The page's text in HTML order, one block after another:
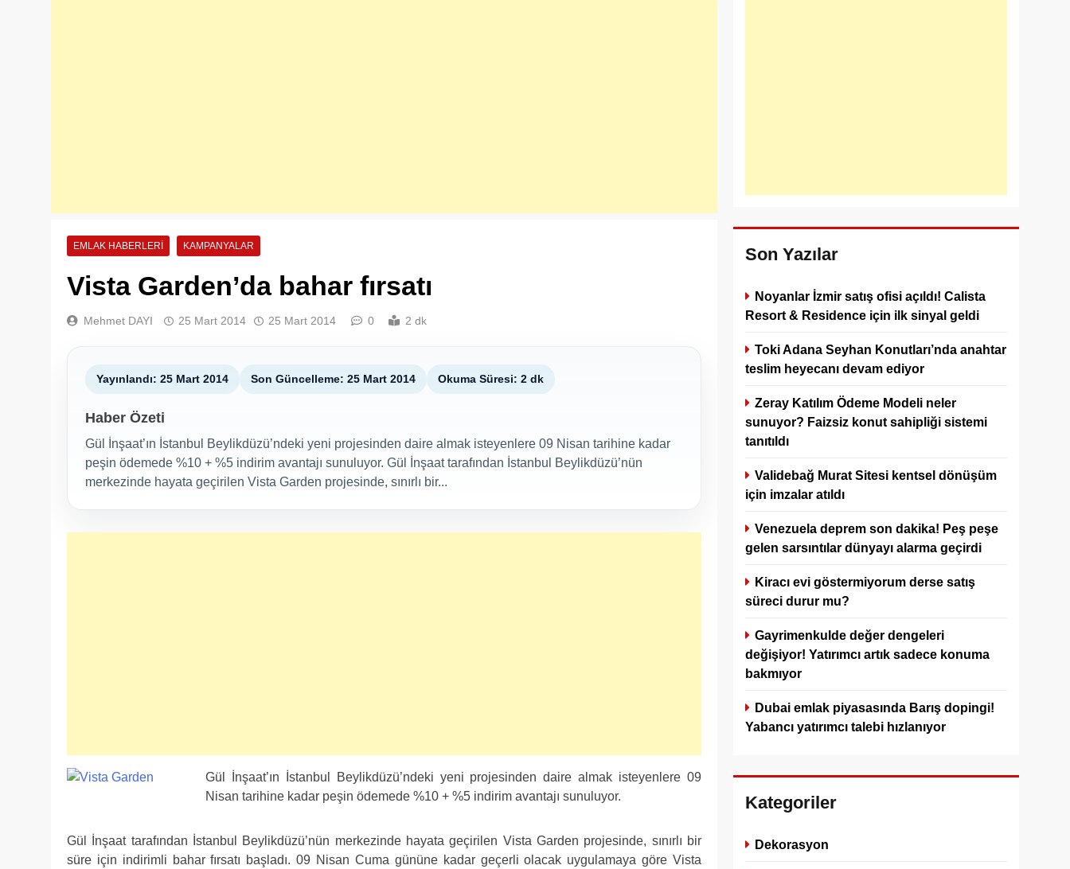
EMLAK HABERLERI KAMPANYALAR
Vista Garden’da bahar fırsatı
Mehmet DAYI 25 Mart 2014 25 Mart 2014 0 2 dk
Yayınlandı: 25 Mart 2014 Son Güncelleme: 25 Mart 2014 Okuma Süresi: 2 dk
Haber Özeti
Gül İnşaat’ın İstanbul Beylikdüzü’ndeki yeni projesinden daire almak isteyenlere 09 Nisan tarihine kadar
peşin ödemede %10 + %5 indirim avantajı sunuluyor. Gül İnşaat tarafından İstanbul Beylikdüzü’nün
merkezinde hayata geçirilen Vista Garden projesinde, sınırlı bir...
Gül İnşaat’ın İstanbul Beylikdüzü’ndeki yeni projesinden daire almak isteyenlere 09
Nisan tarihine kadar peşin ödemede %10 + %5 indirim avantajı sunuluyor.
Gül İnşaat tarafından İstanbul Beylikdüzü’nün merkezinde hayata geçirilen Vista Garden projesinde, sınırlı bir
süre için indirimli bahar fırsatı başladı. 09 Nisan Cuma gününe kadar geçerli olacak uygulamaya göre Vista
Son Yazılar
Noyanlar İzmir satış ofisi açıldı! Calista
Resort & Residence için ilk sinyal geldi
Toki Adana Seyhan Konutları’nda anahtar
teslim heyecanı devam ediyor
Zeray Katılım Ödeme Modeli neler
sunuyor? Faizsiz konut sahipliği sistemi
tanıtıldı
Validebağ Murat Sitesi kentsel dönüşüm
için imzalar atıldı
Venezuela deprem son dakika! Peş peşe
gelen sarsıntılar dünyayı alarma geçirdi
Kiracı evi göstermiyorum derse satış
süreci durur mu?
Gayrimenkulde değer dengeleri
değişiyor! Yatırımcı artık sadece konuma
bakmıyor
Dubai emlak piyasasında Barış dopingi!
Yabancı yatırımcı talebi hızlanıyor
Kategoriler
Dekorasyon